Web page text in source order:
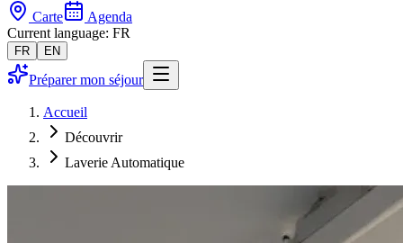
Carte
Agenda
Current language: FR
FR EN
Préparer mon séjour
Accueil
Découvrir
Laverie Automatique